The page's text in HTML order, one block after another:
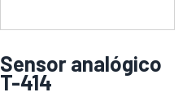
Sensor analógico
T-414